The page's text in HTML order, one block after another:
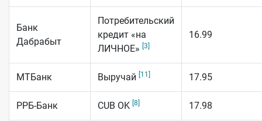
Банк
Дабрабыт
Потребительский
кредит «на
ЛИЧНОЕ» [3]
16.99
МТБанк Выручай [11] 17.95
РРБ-Банк CUB OK [8] 17.98